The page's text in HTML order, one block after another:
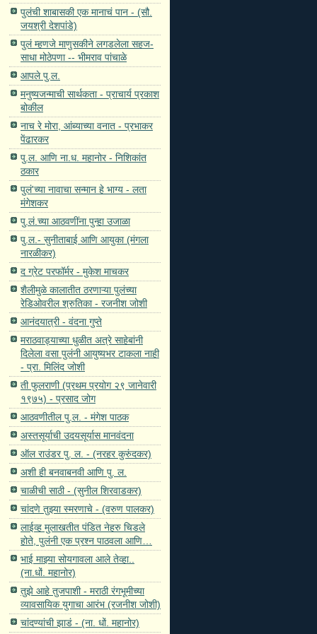
पुलंची शाबासकी एक मानाचं पान - (सौ.
जयश्री देशपांडे)
पुलं म्हणजे माणुसकीने लगडलेला सहज-
साधा मोठेपणा -- भीमराव पांचाळे
आपले पु.ल.
मनुष्यजन्माची सार्थकता - प्राचार्य प्रकाश
बोकील
नाच रे मोरा, आंब्याच्या वनात - प्रभाकर
पेंढारकर
पु.ल. आणि ना.ध. महानोर - निशिकांत
ठकार
पुलं'च्या नावाचा सन्मान हे भाग्य - लता
मंगेशकर
पु.लं.च्या आठवणींना पुन्हा उजाळा
पु.ल.- सुनीताबाई आणि आयुका (मंगला
नारळीकर)
द ग्रेट परफॉर्मर - मुकेश माचकर
शैलीमुळे कालातीत ठरणाऱ्या पुलंच्या
रेडिओवरील श्रुतिका - रजनीश जोशी
आनंदयात्री - वंदना गुप्ते
मराठवाड्याच्या धुळीत अत्रे साहेबांनी
दिलेला वसा पुलंनी आयुष्यभर टाकला नाही
- प्रा. मिलिंद जोशी
ती फुलराणी (प्रथम प्रयोग २९ जानेवारी
१९७५) - प्रसाद जोग
आठवणीतील पु.ल. - मंगेश पाठक
अस्तसूर्याची उदयसूर्यास मानवंदना
ऑल राउंडर पु. ल. - (नरहर कुरुंदकर)
अशी ही बनवाबनवी आणि पु. ल.
चाळीची साठी - (सुनील शिरवाडकर)
चांदणे तुझ्या स्मरणाचे - (वरुण पालकर)
लाईव्ह मुलाखतीत पंडित नेहरु चिडले
होते, पुलंनी एक प्रश्न पाठवला आणि…
भाई माझ्या सोयगावला आले तेव्हा..
(ना.धों. महानोर)
तुझे आहे तुजपाशी - मराठी रंगभूमीच्या
व्यावसायिक युगाचा आरंभ (रजनीश जोशी)
चांदण्यांची झाडं - (ना. धों. महानोर)